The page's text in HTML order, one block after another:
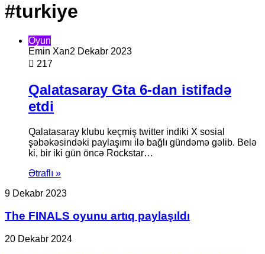
#turkiye
Oyun
Emin Xan2 Dekabr 2023
217
Qalatasaray Gta 6-dan istifadə
etdi
Qalatasaray klubu keçmiş twitter indiki X sosial
şəbəkəsindəki paylaşımı ilə bağlı gündəmə gəlib. Belə
ki, bir iki gün öncə Rockstar…
Ətraflı »
The
oyunu
paylaşıldı
9 Dekabr 2023
The FINALS oyunu artıq paylaşıldı
Ubisoft-
20 Dekabr 2024